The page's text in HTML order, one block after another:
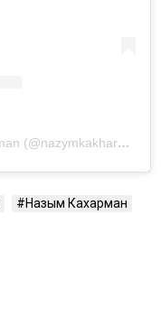
Публикация от Nazym Kakharman (@nazymkakharman)
Назым Кахарман